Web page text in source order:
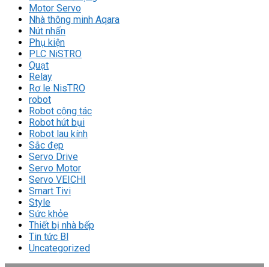
Motor Servo
Nhà thông minh Aqara
Nút nhấn
Phụ kiện
PLC NiSTRO
Quạt
Relay
Rơ le NisTRO
robot
Robot cộng tác
Robot hút bụi
Robot lau kính
Sắc đẹp
Servo Drive
Servo Motor
Servo VEICHI
Smart Tivi
Style
Sức khỏe
Thiết bị nhà bếp
Tin tức Bl
Uncategorized